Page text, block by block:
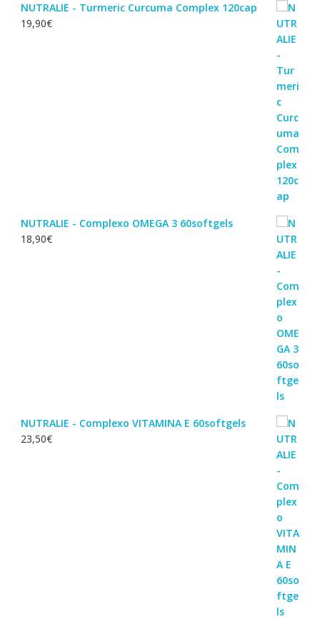
NUTRALIE - Turmeric Curcuma Complex 120cap
19,90€
NUTRALIE - Complexo OMEGA 3 60softgels
18,90€
NUTRALIE - Complexo VITAMINA E 60softgels
23,50€